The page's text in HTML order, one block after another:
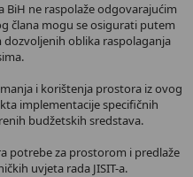
BiH ne raspolaže odgovarajućim
člana mogu se osigurati putem
oblika raspolaganja
i korištenja prostora iz ovog
implementacije specifičnih
budžetskih sredstava.
potrebe za prostorom i predlaže
uvjeta rada JISIT-a.